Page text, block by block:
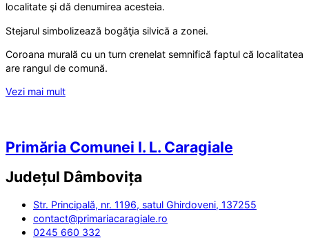
localitate şi dă denumirea acesteia.
Stejarul simbolizează bogăţia silvică a zonei.
Coroana murală cu un turn crenelat semnifică faptul că localitatea
are rangul de comună.
Vezi mai mult
Primăria Comunei I. L. Caragiale
Județul Dâmbovița
Str. Principală, nr. 1196, satul Ghirdoveni, 137255
contact@primariacaragiale.ro
0245 660 332